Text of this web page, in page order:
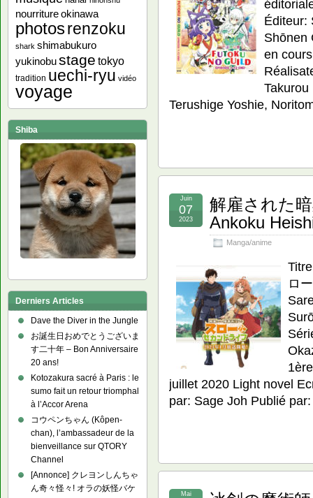
Éditeur:
Shōnen
en
Terushige Yoshie,
解雇された
Ankoku
Manga/anime
Juin
07
2023
ロ
juillet 2020 Light novel
par: Sage Joh Publié
Mai
nourritureokinawa
photosrenzoku
shark shimabukuro
yukinobustage tokyo
tradition uechi-ryu vidéo
voyage
Shiba
Derniers Articles
Dave the Diver in the Jungle
お誕生日おめでとうございま
す二十年 – Bon Anniversaire
20 ans!
Kotozakura sacré à Paris : le
sumo fait un retour triomphal
à l’Accor Arena
コウペンちゃん (Kôpen-
chan), l’ambassadeur de la
bienveillance sur QTORY
Channel
[Annonce] クレヨンしんちゃ
ん奇々怪々! オラの妖怪バケ